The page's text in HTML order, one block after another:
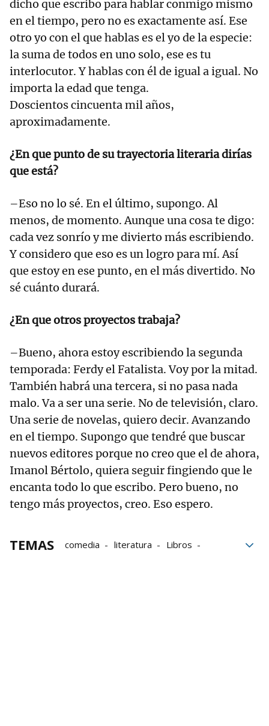
dicho que escribo para hablar conmigo mismo
en el tiempo, pero no es exactamente así. Ese
otro yo con el que hablas es el yo de la especie:
la suma de todos en uno solo, ese es tu
interlocutor. Y hablas con él de igual a igual. No
importa la edad que tenga.
Doscientos cincuenta mil años,
aproximadamente.
¿En que punto de su trayectoria literaria dirías
que está?
–Eso no lo sé. En el último, supongo. Al
menos, de momento. Aunque una cosa te digo:
cada vez sonrío y me divierto más escribiendo.
Y considero que eso es un logro para mí. Así
que estoy en ese punto, en el más divertido. No
sé cuánto durará.
¿En que otros proyectos trabaja?
–Bueno, ahora estoy escribiendo la segunda
temporada: Ferdy el Fatalista. Voy por la mitad.
También habrá una tercera, si no pasa nada
malo. Va a ser una serie. No de televisión, claro.
Una serie de novelas, quiero decir. Avanzando
en el tiempo. Supongo que tendré que buscar
nuevos editores porque no creo que el de ahora,
Imanol Bértolo, quiera seguir fingiendo que le
encanta todo lo que escribo. Pero bueno, no
tengo más proyectos, creo. Eso espero.
TEMAS comedia literatura
Libros